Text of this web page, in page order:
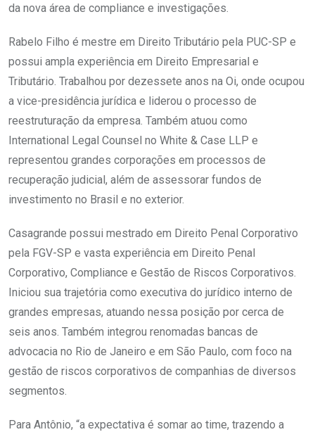
da nova área de compliance e investigações.
Rabelo Filho é mestre em Direito Tributário pela PUC-SP e
possui ampla experiência em Direito Empresarial e
Tributário. Trabalhou por dezessete anos na Oi, onde ocupou
a vice-presidência jurídica e liderou o processo de
reestruturação da empresa. Também atuou como
International Legal Counsel no White & Case LLP e
representou grandes corporações em processos de
recuperação judicial, além de assessorar fundos de
investimento no Brasil e no exterior.
Casagrande possui mestrado em Direito Penal Corporativo
pela FGV-SP e vasta experiência em Direito Penal
Corporativo, Compliance e Gestão de Riscos Corporativos.
Iniciou sua trajetória como executiva do jurídico interno de
grandes empresas, atuando nessa posição por cerca de
seis anos. Também integrou renomadas bancas de
advocacia no Rio de Janeiro e em São Paulo, com foco na
gestão de riscos corporativos de companhias de diversos
segmentos.
Para Antônio, “a expectativa é somar ao time, trazendo a